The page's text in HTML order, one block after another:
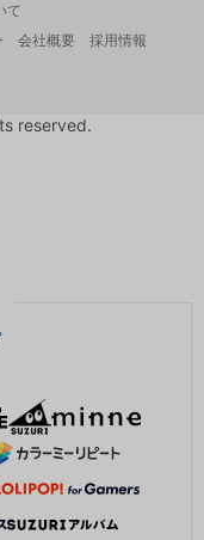
て
会社概要
採用情報
reserved.